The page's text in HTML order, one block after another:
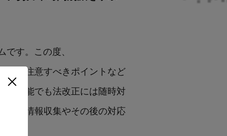
す。この度、
正で注意すべきポイントなど
ー機能でも法改正には随時対
事前情報収集やその後の対応